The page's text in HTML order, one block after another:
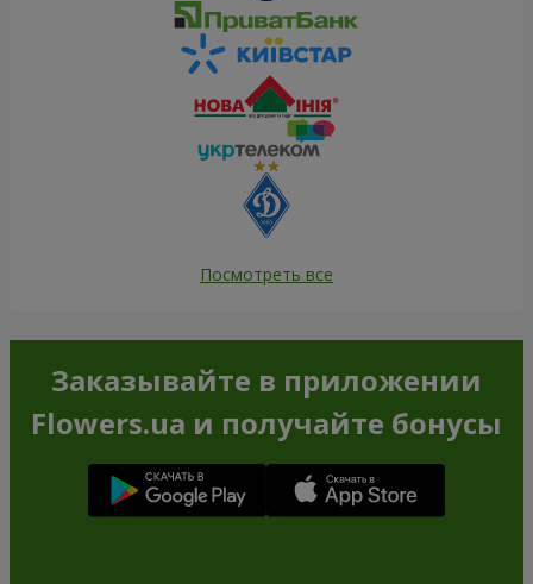
Посмотреть все
Заказывайте в приложении
Flowers.ua и получайте бонусы